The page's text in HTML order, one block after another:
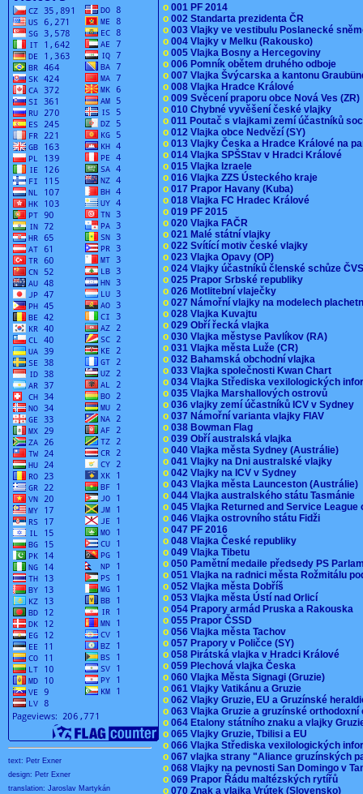
text: Petr Exner
design: Petr Exner
translation: Jaroslav Martykán
o 001 PF 2014
o 002 Standarta prezidenta ČR
o 003 Vlajky ve vestibulu Poslanecké
o 004 Vlajky v Melku (Rakousko)
o 005 Vlajka Bosny a Hercegoviny
o 006 Pomník obětem druhého odboje
o 007 Vlajka Švýcarska a kantonu
o 008 Vlajka Hradce Králové
o 009 Svěcení praporu obce Nová Ves
o 010 Chybné vyvěšení české vlajky
o 011 Poutač s vlajkami zemí účastníků
o 012 Vlajka obce Nedvězí (SY)
o 013 Vlajky Česka a Hradce Králové na
o 014 Vlajka SPŠStav v Hradci Králové
o 015 Vlajka Izraele
o 016 Vlajka ZZS Ústeckého kraje
o 017 Prapor Havany (Kuba)
o 018 Vlajka FC Hradec Králové
o 019 PF 2015
o 020 Vlajka FAČR
o 021 Malé státní vlajky
o 022 Svítící motiv české vlajky
o 023 Vlajka Opavy (OP)
o 024 Vlajky účastníků členské schůze
o 025 Prapor Srbské republiky
o 026 Motlitební vlaječky
o 027 Námořní vlajky na modelech
o 028 Vlajka Kuvajtu
o 029 Obří řecká vlajka
o 030 Vlajka městyse Pavlíkov (RA)
o 031 Vlajka města Luže (CR)
o 032 Bahamská obchodní vlajka
o 033 Vlajka společnosti Kwan Chart
o 034 Vlajka Střediska vexilologických
o 035 Vlajka Marshallových ostrovů
o 036 vlajky zemí účastníků ICV v Sydney
o 037 Námořní varianta vlajky FIAV
o 038 Bowman Flag
o 039 Obří australská vlajka
o 040 Vlajka města Sydney (Austrálie)
o 041 Vlajky na Dni australské vlajky
o 042 Vlajky na ICV v Sydney
o 043 Vlajka města Launceston (Austrálie)
o 044 Vlajka australského státu Tasmánie
o 045 Vlajka Returned and Service
o 046 Vlajka ostrovního státu Fidži
o 047 PF 2016
o 048 Vlajka České republiky
o 049 Vlajka Tibetu
o 050 Pamětní medaile předsedy PS
o 051 Vlajka na radnici města Rožmitálu
o 052 Vlajka města Dobříš
o 053 Vlajka města Ústí nad Orlicí
o 054 Prapory armád Pruska a Rakouska
o 055 Prapor ČSSD
o 056 Vlajka města Tachov
o 057 Prapory v Poličce (SY)
o 058 Pirátská vlajka v Hradci Králové
o 059 Plechová vlajka Česka
o 060 Vlajka Města Signagi (Gruzie)
o 061 Vlajky Vatikánu a Gruzie
o 062 Vlajky Gruzie, EU a Gruzínské
o 063 Vlajka Gruzie a gruzínské
o 064 Etalony státního znaku a vlajky
o 065 Vlajky Gruzie, Tbilisi a EU
o 066 Vlajka Střediska vexilologických
o 067 vlajka strany "Aliance gruzínských
o 068 Vlajky na pevnosti San Domingo v
o 069 Prapor Řádu maltézských rytířů
o 070 Znak a vlajka Vrútek (Slovensko)